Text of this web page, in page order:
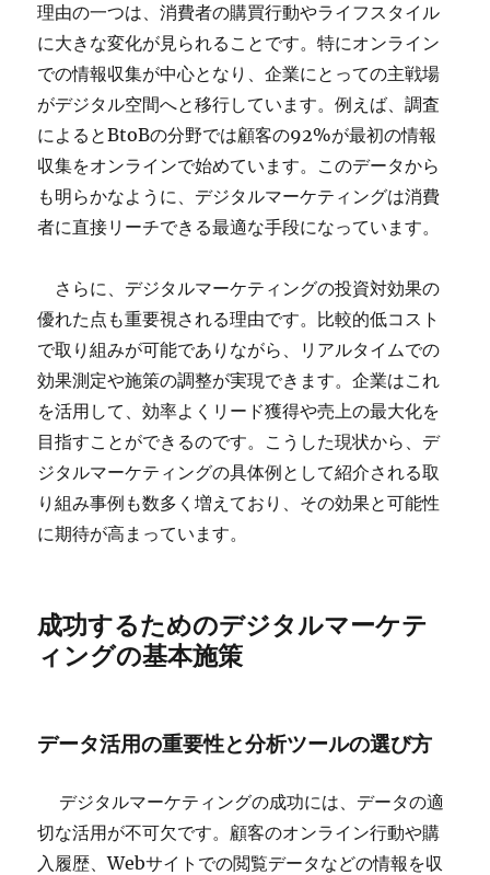
理由の一つは、消費者の購買行動やライフスタイル
に大きな変化が見られることです。特にオンライン
での情報収集が中心となり、企業にとっての主戦場
がデジタル空間へと移行しています。例えば、調査
によるとBtoBの分野では顧客の92%が最初の情報
収集をオンラインで始めています。このデータから
も明らかなように、デジタルマーケティングは消費
者に直接リーチできる最適な手段になっています。
さらに、デジタルマーケティングの投資対効果の
優れた点も重要視される理由です。比較的低コスト
で取り組みが可能でありながら、リアルタイムでの
効果測定や施策の調整が実現できます。企業はこれ
を活用して、効率よくリード獲得や売上の最大化を
目指すことができるのです。こうした現状から、デ
ジタルマーケティングの具体例として紹介される取
り組み事例も数多く増えており、その効果と可能性
に期待が高まっています。
成功するためのデジタルマーケテ
ィングの基本施策
データ活用の重要性と分析ツールの選び方
デジタルマーケティングの成功には、データの適
切な活用が不可欠です。顧客のオンライン行動や購
入履歴、Webサイトでの閲覧データなどの情報を収